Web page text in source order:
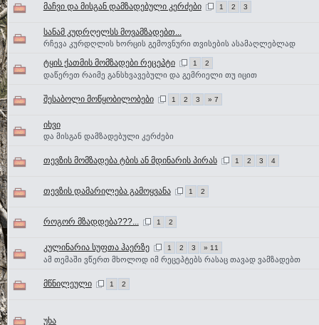
მაჩვი და მისგან დამზადებული კერძები 1 2 3
სანამ კუდრღელსს მოვამზადებთ...
რჩევა კურდღლის ხორცის გემოვნური თვისების ასამაღლებლად
ტყის ქათმის მომზადები რეცეპტი 1 2
დაწერეთ რაიმე განსხვავებული და გემრიელი თუ იცით
შესაბოლი მოწყობილობები 1 2 3 » 7
იხვი
და მისგან დამზადებული კერძები
თევზის მომზადება ტბის ან მდინარის პირას 1 2 3 4
თევზის დამარილება გამოყვანა 1 2
როგორ მზადდება???... 1 2
კულინარია სუფთა ჰაერზე 1 2 3 » 11
ამ თემაში ვწერთ მხოლოდ იმ რეცეპტებს რასაც თავად ვამზადებთ
მწნილეული 1 2
უხა